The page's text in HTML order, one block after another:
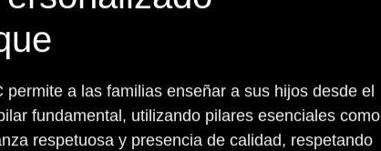
a las familias enseñar a sus hijos desde el
fundamental, utilizando pilares esenciales como
respetuosa y presencia de calidad, respetando